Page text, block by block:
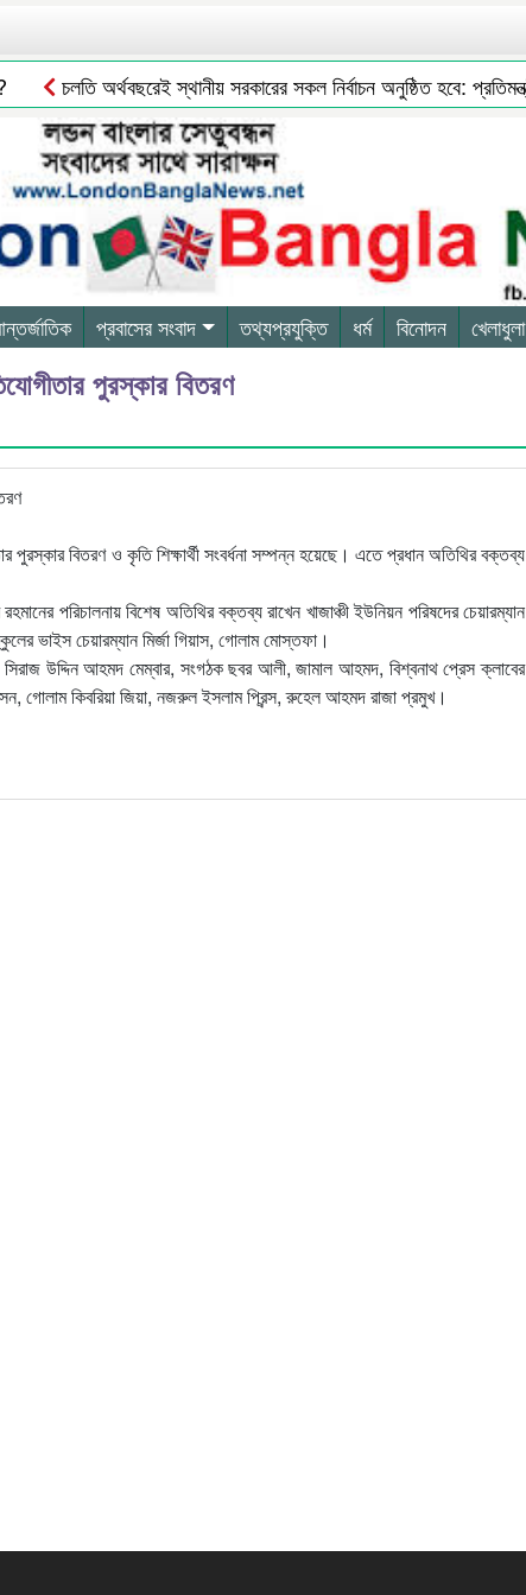
চলতি অর্থবছরেই স্থানীয় সরকারের সকল নির্বাচন অনুষ্ঠিত হবে: প্রতিমন্ত্রী
প্রবাসের সংবাদ তথ্যপ্রযুক্তি ধর্ম বিনোদন খেলাধুলা
পুরস্কার বিতরণ
পুরস্কার বিতরণ ও কৃতি শিক্ষার্থী সংবর্ধনা সম্পন্ন হয়েছে। এতে প্রধান অতিথির বক্তব্য
পরিচালনায় বিশেষ অতিথির বক্তব্য রাখেন খাজাঞ্চী ইউনিয়ন পরিষদের চেয়ারম্যান
ভাইস চেয়ারম্যান মির্জা গিয়াস, গোলাম মোস্তফা।
উদ্দিন আহমদ মেম্বার, সংগঠক ছবর আলী, জামাল আহমদ, বিশ্বনাথ প্রেস ক্লাবের
গোলাম কিবরিয়া জিয়া, নজরুল ইসলাম প্রিন্স, রুহেল আহমদ রাজা প্রমুখ।